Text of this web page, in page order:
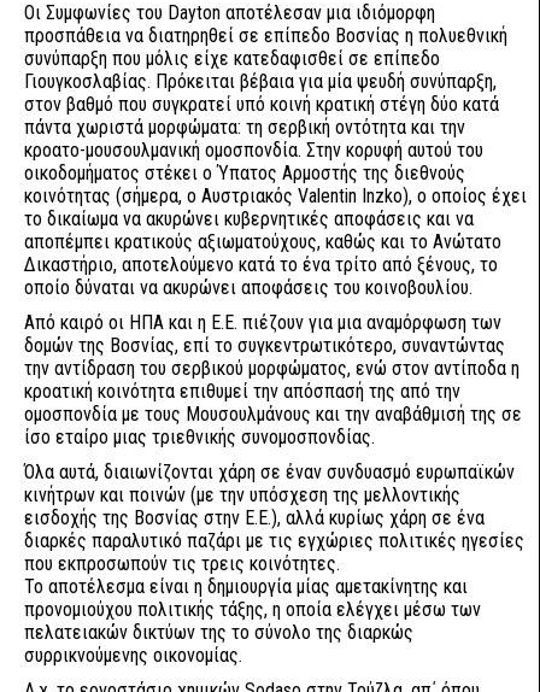
Οι Συμφωνίες του Dayton αποτέλεσαν μια ιδιόμορφη
προσπάθεια να διατηρηθεί σε επίπεδο Βοσνίας η πολυεθνική
συνύπαρξη που μόλις είχε κατεδαφισθεί σε επίπεδο
Γιουγκοσλαβίας. Πρόκειται βέβαια για μία ψευδή συνύπαρξη,
στον βαθμό που συγκρατεί υπό κοινή κρατική στέγη δύο κατά
πάντα χωριστά μορφώματα: τη σερβική οντότητα και την
κροατο-μουσουλμανική ομοσπονδία. Στην κορυφή αυτού του
οικοδομήματος στέκει ο Ύπατος Αρμοστής της διεθνούς
κοινότητας (σήμερα, ο Αυστριακός Valentin Inzko), ο οποίος έχει
το δικαίωμα να ακυρώνει κυβερνητικές αποφάσεις και να
αποπέμπει κρατικούς αξιωματούχους, καθώς και το Ανώτατο
Δικαστήριο, αποτελούμενο κατά το ένα τρίτο από ξένους, το
οποίο δύναται να ακυρώνει αποφάσεις του κοινοβουλίου.
Από καιρό οι ΗΠΑ και η Ε.Ε. πιέζουν για μια αναμόρφωση των
δομών της Βοσνίας, επί το συγκεντρωτικότερο, συναντώντας
την αντίδραση του σερβικού μορφώματος, ενώ στον αντίποδα η
κροατική κοινότητα επιθυμεί την απόσπασή της από την
ομοσπονδία με τους Μουσουλμάνους και την αναβάθμισή της σε
ίσο εταίρο μιας τριεθνικής συνομοσπονδίας.
Όλα αυτά, διαιωνίζονται χάρη σε έναν συνδυασμό ευρωπαϊκών
κινήτρων και ποινών (με την υπόσχεση της μελλοντικής
εισδοχής της Βοσνίας στην Ε.Ε.), αλλά κυρίως χάρη σε ένα
διαρκές παραλυτικό παζάρι με τις εγχώριες πολιτικές ηγεσίες
που εκπροσωπούν τις τρεις κοινότητες.
Το αποτέλεσμα είναι η δημιουργία μίας αμετακίνητης και
προνομιούχου πολιτικής τάξης, η οποία ελέγχει μέσω των
πελατειακών δικτύων της το σύνολο της διαρκώς
συρρικνούμενης οικονομίας.